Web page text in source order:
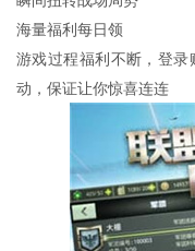
海量福利每日领
游戏过程福利不断，登
动，保证让你惊喜连连